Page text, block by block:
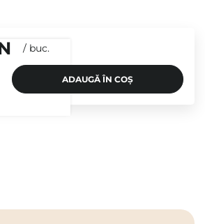
/ buc.
ADAUGĂ ÎN COȘ